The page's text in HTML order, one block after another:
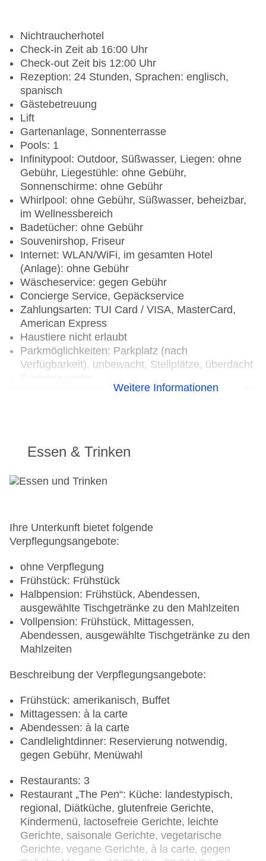
Nichtraucherhotel
Check-in Zeit ab 16:00 Uhr
Check-out Zeit bis 12:00 Uhr
Rezeption: 24 Stunden, Sprachen: englisch,
spanisch
Gästebetreuung
Lift
Gartenanlage, Sonnenterrasse
Pools: 1
Infinitypool: Outdoor, Süßwasser, Liegen: ohne
Gebühr, Liegestühle: ohne Gebühr,
Sonnenschirme: ohne Gebühr
Whirlpool: ohne Gebühr, Süßwasser, beheizbar,
im Wellnessbereich
Badetücher: ohne Gebühr
Souvenirshop, Friseur
Internet: WLAN/WiFi, im gesamten Hotel
(Anlage): ohne Gebühr
Wäscheservice: gegen Gebühr
Concierge Service, Gepäckservice
Zahlungsarten: TUI Card / VISA, MasterCard,
American Express
Haustiere nicht erlaubt
Parkmöglichkeiten: Parkplatz (nach
Verfügbarkeit), unbewacht, Stellplätze, überdacht
Tagungseinrichtungen: Konferenzräume: 5,
Gebäudeanzahl: 4, Etagen: 4, Zimmer: 157,
Etagen Nebengebäude: 3
Landeskategorie: 4,5 Sterne
Weitere Informationen
Essen & Trinken
Ihre Unterkunft bietet folgende
Verpflegungsangebote:
ohne Verpflegung
Frühstück: Frühstück
Halbpension: Frühstück, Abendessen,
ausgewählte Tischgetränke zu den Mahlzeiten
Vollpension: Frühstück, Mittagessen,
Abendessen, ausgewählte Tischgetränke zu den
Mahlzeiten
Beschreibung der Verpflegungsangebote:
Frühstück: amerikanisch, Buffet
Mittagessen: à la carte
Abendessen: à la carte
Candlelightdinner: Reservierung notwendig,
gegen Gebühr, Menüwahl
Restaurants: 3
Restaurant „The Pen“: Küche: landestypisch,
regional, Diätküche, glutenfreie Gerichte,
Kindermenü, lactosefreie Gerichte, leichte
Gerichte, saisonale Gerichte, vegetarische
Gerichte, vegane Gerichte, à la carte, gegen